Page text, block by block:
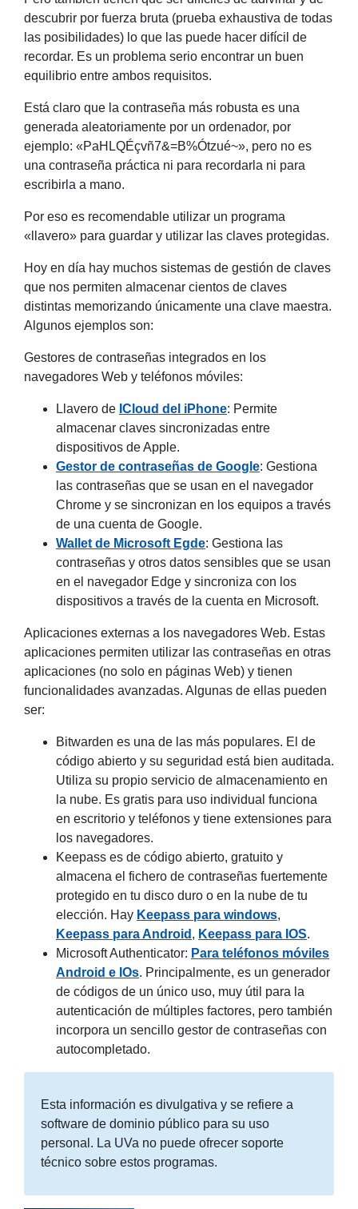
descubrir por fuerza bruta (prueba exhaustiva de todas
las posibilidades) lo que las puede hacer difícil de
recordar. Es un problema serio encontrar un buen
equilibrio entre ambos requisitos.
Está claro que la contraseña más robusta es una
generada aleatoriamente por un ordenador, por
ejemplo: «PaHLQÉçvñ7&=B%Ótzué~», pero no es
una contraseña práctica ni para recordarla ni para
escribirla a mano.
Por eso es recomendable utilizar un programa
«llavero» para guardar y utilizar las claves protegidas.
Hoy en día hay muchos sistemas de gestión de claves
que nos permiten almacenar cientos de claves
distintas memorizando únicamente una clave maestra.
Algunos ejemplos son:
Gestores de contraseñas integrados en los
navegadores Web y teléfonos móviles:
Llavero de ICloud del iPhone: Permite
almacenar claves sincronizadas entre
dispositivos de Apple.
Gestor de contraseñas de Google: Gestiona
las contraseñas que se usan en el navegador
Chrome y se sincronizan en los equipos a través
de una cuenta de Google.
Wallet de Microsoft Egde: Gestiona las
contraseñas y otros datos sensibles que se usan
en el navegador Edge y sincroniza con los
dispositivos a través de la cuenta en Microsoft.
Aplicaciones externas a los navegadores Web. Estas
aplicaciones permiten utilizar las contraseñas en otras
aplicaciones (no solo en páginas Web) y tienen
funcionalidades avanzadas. Algunas de ellas pueden
ser:
Bitwarden es una de las más populares. El de
código abierto y su seguridad está bien auditada.
Utiliza su propio servicio de almacenamiento en
la nube. Es gratis para uso individual funciona
en escritorio y teléfonos y tiene extensiones para
los navegadores.
Keepass es de código abierto, gratuito y
almacena el fichero de contraseñas fuertemente
protegido en tu disco duro o en la nube de tu
elección. Hay Keepass para windows,
Keepass para Android , Keepass para IOS.
Microsoft Authenticator: Para teléfonos móviles
Android e IOs. Principalmente, es un generador
de códigos de un único uso, muy útil para la
autenticación de múltiples factores, pero también
incorpora un sencillo gestor de contraseñas con
autocompletado.
Esta información es divulgativa y se refiere a
software de dominio público para su uso
personal. La UVa no puede ofrecer soporte
técnico sobre estos programas.